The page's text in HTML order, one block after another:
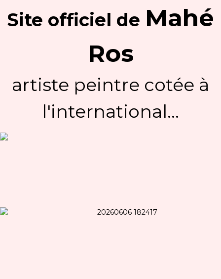
Site officiel de Mahé
Ros
artiste peintre cotée à
l'international...